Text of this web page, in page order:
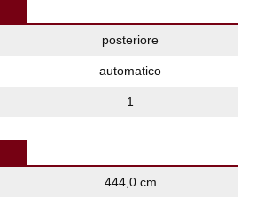
posteriore
automatico
1
444,0 cm